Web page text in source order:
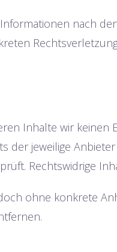
nach
Inhalte wir
der jeweilige
Rechtswidrige
ohne konkrete